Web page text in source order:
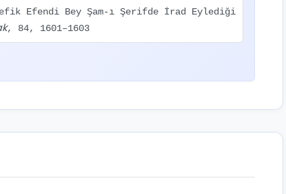
Efendi Bey Şam-ı Şerifde İrad Eylediği
, 84, 1601–1603